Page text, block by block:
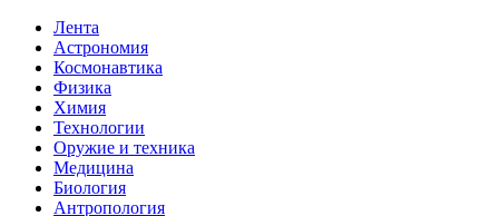
Лента
Астрономия
Космонавтика
Физика
Химия
Технологии
Оружие и техника
Медицина
Биология
Антропология